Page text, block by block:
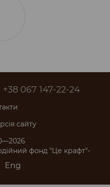
+38 067 147-22-24
сайту
фонд "Це крафт"-
Eng